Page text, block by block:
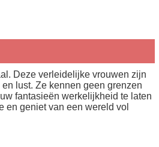
Deze verleidelijke vrouwen zijn
lust. Ze kennen geen grenzen
fantasieën werkelijkheid te laten
en geniet van een wereld vol